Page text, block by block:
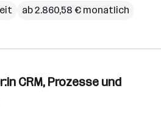
ab 2.860,58 € monatlich
CRM, Prozesse und